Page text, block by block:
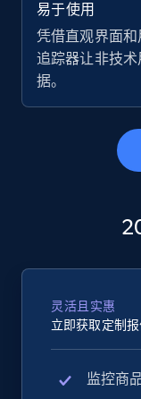
易于使用
凭借直观界面和
追踪器让非技
据。
灵活且实惠
立即获取定制报
监控商